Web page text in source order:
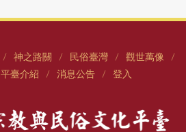
/ 神之路關 / 民俗臺灣 / 觀世萬像 /
平臺介紹 / 消息公告 / 登入